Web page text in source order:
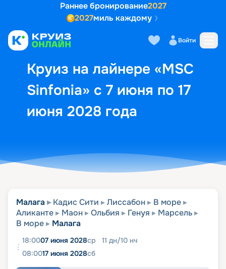
Раннее бронирование2027
2027миль каждому
Войти
Круиз на лайнере «MSC
Sinfonia» с 7 июня по 17
июня 2028 года
Выбор кают Маршрут и
Малага Кадис Сити Лиссабон
В море
Аликанте
Маон Ольбия Генуя
Марсель
В море
Малага
18:0007 июня 2028ср 11 дн/10 нч
08:0017 июня 2028сб